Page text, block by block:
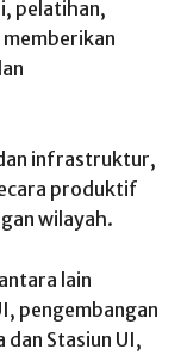
pelatihan,
infrastruktur,
produktif
wilayah.
lain
pengembangan
dan Stasiun UI,